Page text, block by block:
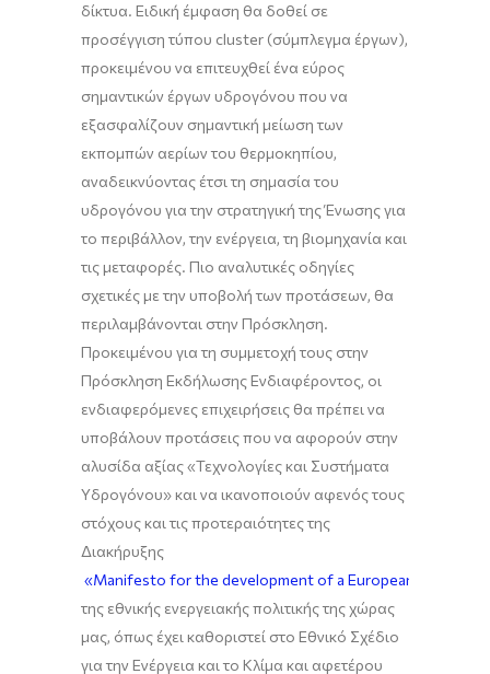
δίκτυα. Ειδική έμφαση θα δοθεί σε
προσέγγιση τύπου cluster (σύμπλεγμα έργων),
προκειμένου να επιτευχθεί ένα εύρος
σημαντικών έργων υδρογόνου που να
εξασφαλίζουν σημαντική μείωση των
εκπομπών αερίων του θερμοκηπίου,
αναδεικνύοντας έτσι τη σημασία του
υδρογόνου για την στρατηγική της Ένωσης για
το περιβάλλον, την ενέργεια, τη βιομηχανία και
τις μεταφορές. Πιο αναλυτικές οδηγίες
σχετικές με την υποβολή των προτάσεων, θα
περιλαμβάνονται στην Πρόσκληση.
Προκειμένου για τη συμμετοχή τους στην
Πρόσκληση Εκδήλωσης Ενδιαφέροντος, οι
ενδιαφερόμενες επιχειρήσεις θα πρέπει να
υποβάλουν προτάσεις που να αφορούν στην
αλυσίδα αξίας «Τεχνολογίες και Συστήματα
Υδρογόνου» και να ικανοποιούν αφενός τους
στόχους και τις προτεραιότητες της
Διακήρυξης
«Manifesto for the development of a
της εθνικής ενεργειακής πολιτικής της χώρας
μας, όπως έχει καθοριστεί στο Εθνικό Σχέδιο
για την Ενέργεια και το Κλίμα και αφετέρου